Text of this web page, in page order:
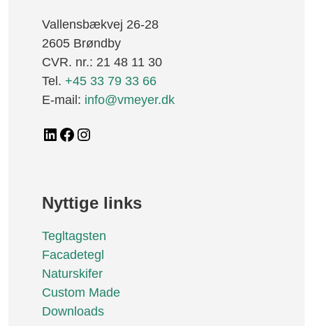
Vallensbækvej 26-28
2605 Brøndby
CVR. nr.: 21 48 11 30
Tel. +45 33 79 33 66
E-mail: info@vmeyer.dk
LinkedIn
Facebook
Instagram
Nyttige links
Tegltagsten
Facadetegl
Naturskifer
Custom Made
Downloads